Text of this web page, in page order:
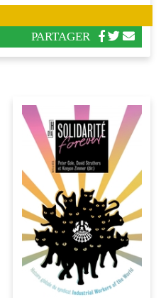
PARTAGER